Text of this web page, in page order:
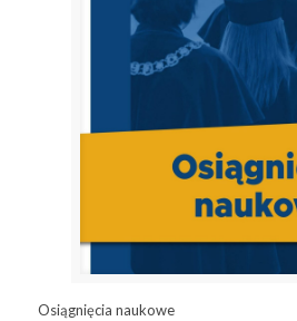
Osiągnięcia naukowe